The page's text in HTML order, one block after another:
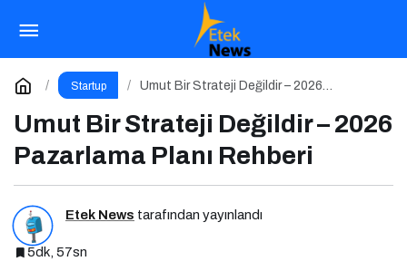
Startup
Umut Bir Strateji Değildir – 2026
Umut Bir Strateji Değildir – 2026
Pazarlama Planı Rehberi
Etek News tarafından yayınlandı
5dk, 57sn
Teknoloji ve Kariyer Zirvesi 5 Ocak 2026’da!
Yorum Yap